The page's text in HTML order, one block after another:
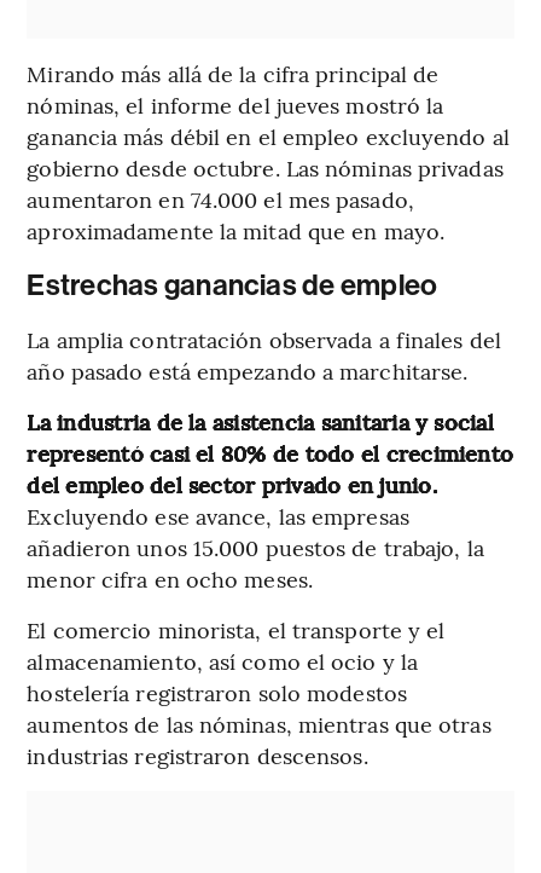
Mirando más allá de la cifra principal de
nóminas, el informe del jueves mostró la
ganancia más débil en el empleo excluyendo al
gobierno desde octubre. Las nóminas privadas
aumentaron en 74.000 el mes pasado,
aproximadamente la mitad que en mayo.
Estrechas ganancias de empleo
La amplia contratación observada a finales del
año pasado está empezando a marchitarse.
La industria de la asistencia sanitaria y social
representó casi el 80% de todo el crecimiento
del empleo del sector privado en junio.
Excluyendo ese avance, las empresas
añadieron unos 15.000 puestos de trabajo, la
menor cifra en ocho meses.
El comercio minorista, el transporte y el
almacenamiento, así como el ocio y la
hostelería registraron solo modestos
aumentos de las nóminas, mientras que otras
industrias registraron descensos.